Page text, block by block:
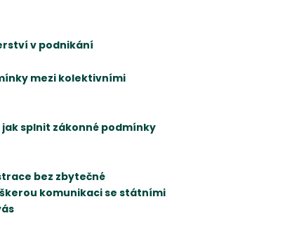
v podnikání
mezi kolektivními
splnit zákonné podmínky
bez zbytečné
komunikaci se státními